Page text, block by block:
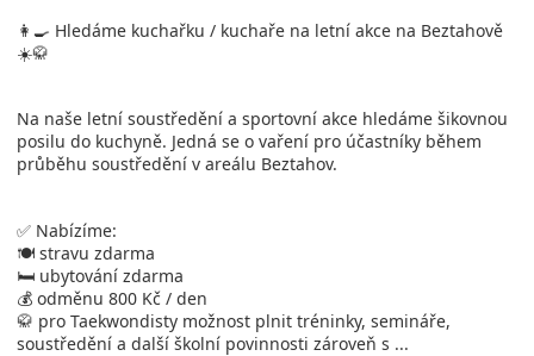
👩‍🍳 Hledáme kuchařku / kuchaře na letní akce na Beztahově
☀️🥋
Na naše letní soustředění a sportovní akce hledáme šikovnou
posilu do kuchyně. Jedná se o vaření pro účastníky během
průběhu soustředění v areálu Beztahov.
✅ Nabízíme:
🍽️ stravu zdarma
🛏️ ubytování zdarma
💰 odměnu 800 Kč / den
🥋 pro Taekwondisty možnost plnit tréninky, semináře,
soustředění a další školní povinnosti zároveň s ...